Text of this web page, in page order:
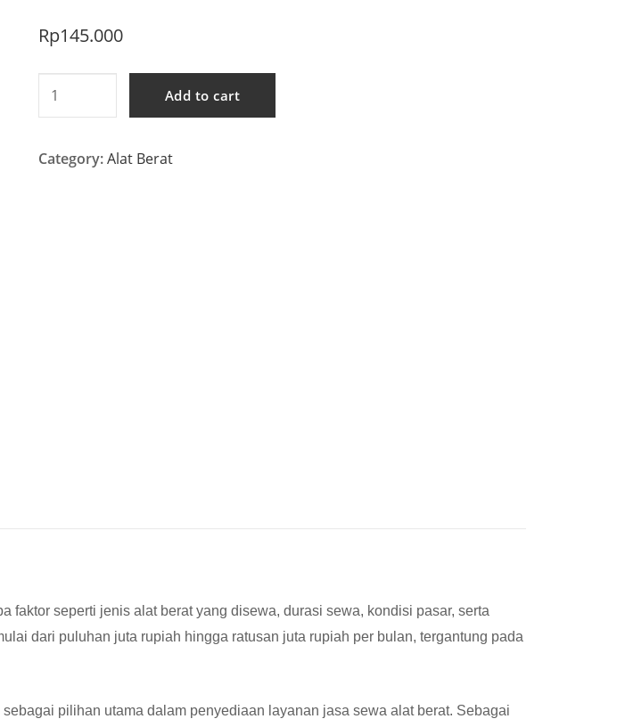
Rp145.000
Alat
Add to cart
Category:Alat Berat
faktor seperti jenis alat berat yang disewa, durasi sewa, kondisi pasar, serta
dari puluhan juta rupiah hingga ratusan juta rupiah per bulan, tergantung pada
pilihan utama dalam penyediaan layanan jasa sewa alat berat. Sebagai